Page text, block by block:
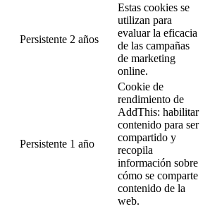
Persistente 2 años
Estas cookies se
utilizan para
evaluar la eficacia
de las campañas
de marketing
online.
Persistente 1 año
Cookie de
rendimiento de
AddThis: habilitar
contenido para ser
compartido y
recopila
información sobre
cómo se comparte
contenido de la
web.